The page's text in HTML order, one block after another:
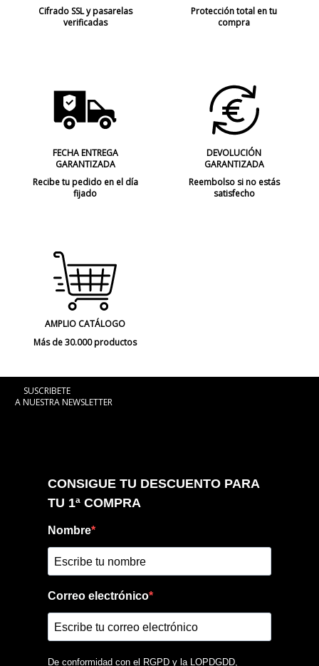
Cifrado SSL y pasarelas
verificadas
Protección total en tu
compra
FECHA ENTREGA
GARANTIZADA
Recibe tu pedido en el día
fijado
DEVOLUCIÓN
GARANTIZADA
Reembolso si no estás
satisfecho
AMPLIO CATÁLOGO
Más de 30.000 productos
SUSCRIBETE
A NUESTRA NEWSLETTER